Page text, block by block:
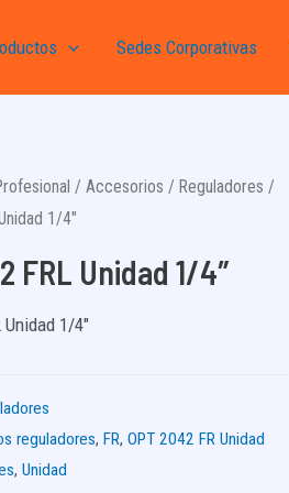
Sedes Corporativas
/ Accesorios / Reguladores /
1/4″
FRL Unidad 1/4″
Unidad 1/4″
reguladores, FR, OPT 2042 FR Unidad
, Unidad